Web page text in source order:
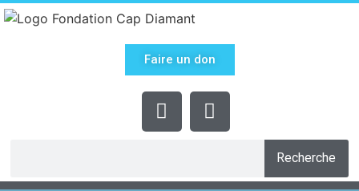
Faire un don
Recherche